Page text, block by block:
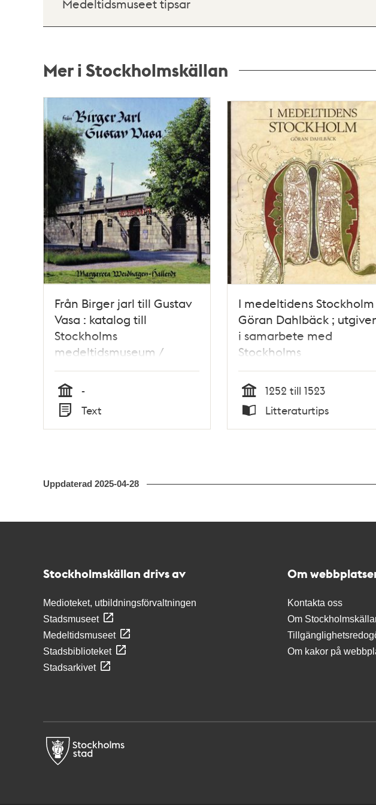
Medeltidsmuseet tipsar
Mer i Stockholmskällan
poster
och
teman
Från Birger jarl till Gustav
Vasa : katalog till
Stockholms
medeltidsmuseum /
Margareta Weidhagen-
Hallerdt
Tid
-
Typ
Text
I medeltidens
Göran Dahlbäck ;
i samarbete med
Stockholms
medeltidsmuseum
Tid
1252 till 1523
Typ
Litteraturtips
Uppdaterad 2025-04-28
Stockholmskällan drivs av
Medioteket, utbildningsförvaltningen
Stadsmuseet
Medeltidsmuseet
Stadsbiblioteket
Stadsarkivet
Om
Kontakta oss
Om
Om kakor på